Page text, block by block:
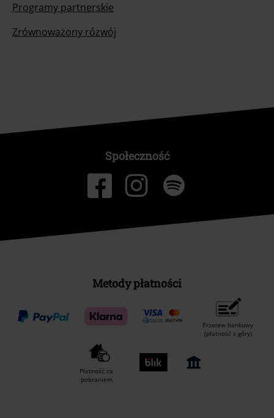
Programy partnerskie
Zrównoważony rózwój
Społeczność
Metody płatności
Przelew bankowy
(płatność z góry)
Płatność za
pobraniem